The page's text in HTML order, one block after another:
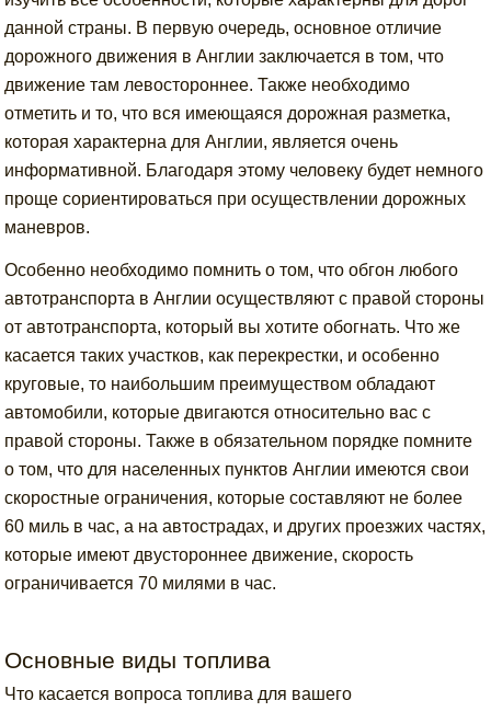
данной страны. В первую очередь, основное отличие
дорожного движения в Англии заключается в том, что
движение там левостороннее. Также необходимо
отметить и то, что вся имеющаяся дорожная разметка,
которая характерна для Англии, является очень
информативной. Благодаря этому человеку будет немного
проще сориентироваться при осуществлении дорожных
маневров.
Особенно необходимо помнить о том, что обгон любого
автотранспорта в Англии осуществляют с правой стороны
от автотранспорта, который вы хотите обогнать. Что же
касается таких участков, как перекрестки, и особенно
круговые, то наибольшим преимуществом обладают
автомобили, которые двигаются относительно вас с
правой стороны. Также в обязательном порядке помните
о том, что для населенных пунктов Англии имеются свои
скоростные ограничения, которые составляют не более
60 миль в час, а на автострадах, и других проезжих частях,
которые имеют двустороннее движение, скорость
ограничивается 70 милями в час.
Основные виды топлива
Что касается вопроса топлива для вашего